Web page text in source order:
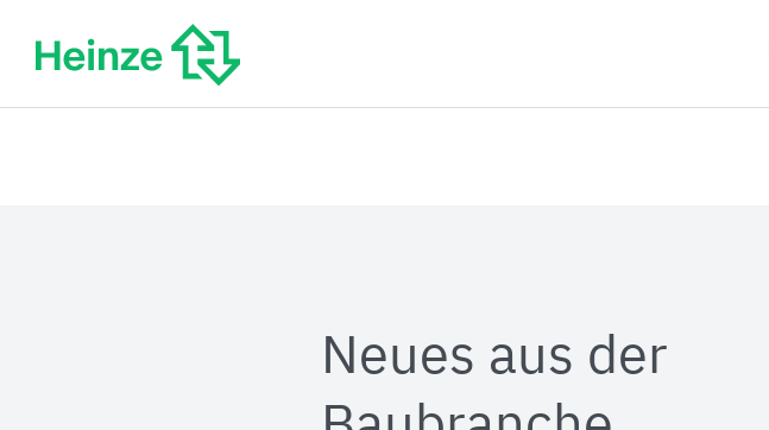
Inhalt
springen
Neues aus der